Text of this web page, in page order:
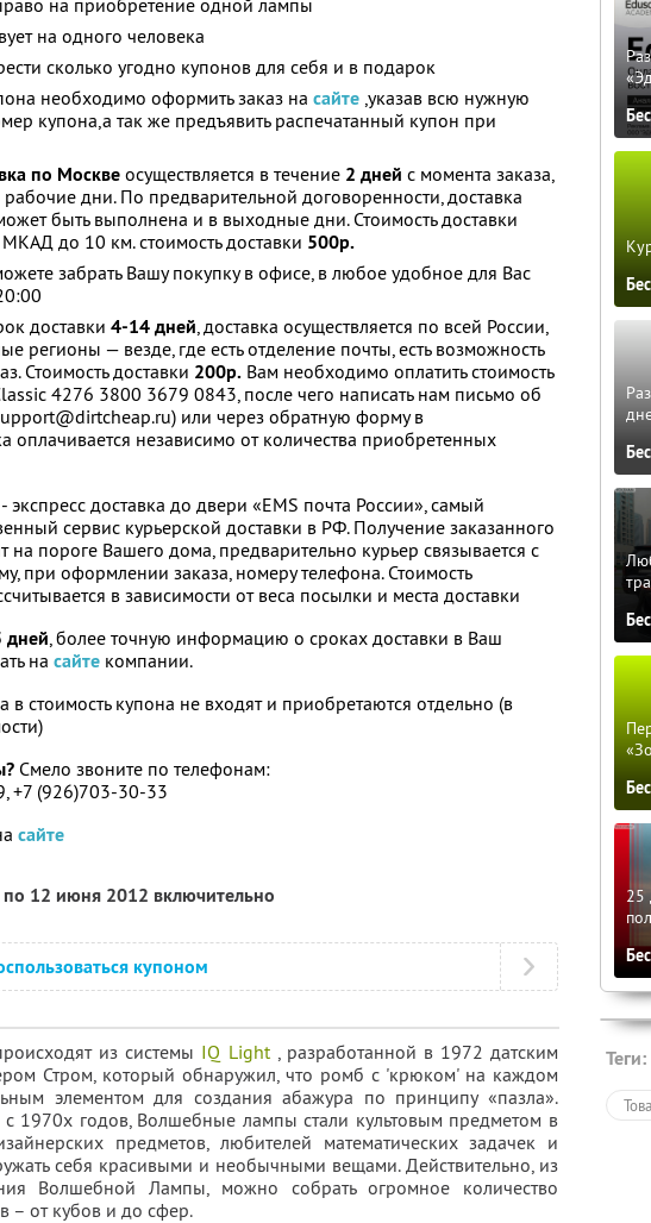
на приобретение одной лампы
на одного человека
сколько угодно купонов для себя и в подарок
необходимо оформить заказ на сайте ,указав всю нужную
купона,а так же предъявить распечатанный купон при
по Москвеосуществляется в течение 2 дней с момента заказа,
дни. По предварительной договоренности, доставка
быть выполнена и в выходные дни. Стоимость доставки
до 10 км. стоимость доставки 500р.
забрать Вашу покупку в офисе, в любое удобное для Вас
доставки 4-14 дней, доставка осуществляется по всей России,
регионы — везде, где есть отделение почты, есть возможность
Стоимость доставки 200р. Вам необходимо оплатить стоимость
4276 3800 3679 0843, после чего написать нам письмо об
или через обратную форму в
оплачивается независимо от количества приобретенных
- экспресс доставка до двери «EMS почта России», самый
сервис курьерской доставки в РФ. Получение заказанного
на пороге Вашего дома, предварительно курьер связывается с
при оформлении заказа, номеру телефона. Стоимость
в зависимости от веса посылки и места доставки
дней, более точную информацию о сроках доставки в Ваш
на сайте компании.
в стоимость купона не входят и приобретаются отдельно (в
Смело звоните по телефонам:
+7 (926)703-30-33
сайте
по 12 июня 2012 включительно
купоном
из системы IQ Light, разработанной в 1972 датским
Стром, который обнаружил, что ромб с 'крюком' на каждом
элементом для создания абажура по принципу «пазла».
1970х годов, Волшебные лампы стали культовым предметом в
предметов, любителей математических задачек и
себя красивыми и необычными вещами. Действительно, из
Волшебной Лампы, можно собрать огромное количество
– от кубов и до сфер.
25
Теги: